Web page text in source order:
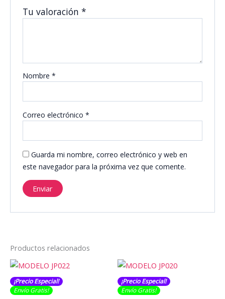
Tu valoración*
Nombre*
Correo electrónico*
Guarda mi nombre, correo electrónico y web en
este navegador para la próxima vez que comente.
Productos relacionados
¡Precio Especial!
Envío Gratis​​​!
¡Precio Especial!
Envío Gratis​​​!